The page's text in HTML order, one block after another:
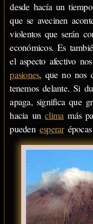
desde hacía un
que se avecinen
violentos que serán
económicos. Es
el aspecto afectivo
pasiones, que no nos
tenemos delante. Si
apaga, significa que
hacia unclimamás
pueden esperar